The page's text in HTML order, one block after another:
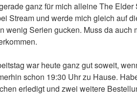
ganz für mich alleine The
Stream und werde mich gleich auf
wenig Serien gucken. Muss da auch
war heute ganz gut soweit,
schon 19:30 Uhr zu Hause.
erledigt und zwei weitere